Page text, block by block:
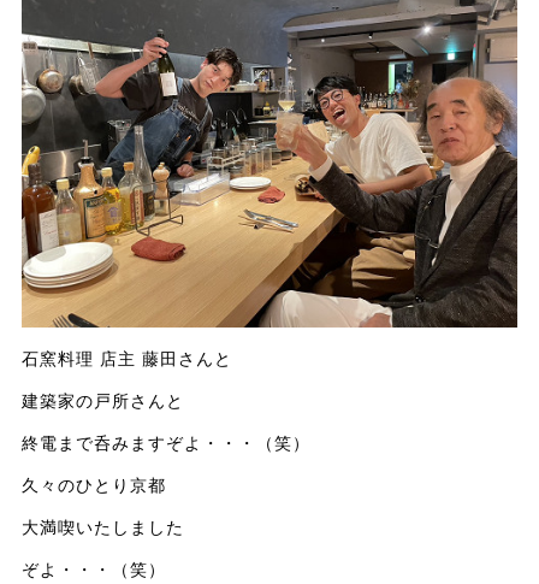
石窯料理 店主 藤田さんと
建築家の戸所さんと
終電まで呑みますぞよ・・・（笑）
久々のひとり京都
大満喫いたしました
ぞよ・・・（笑）